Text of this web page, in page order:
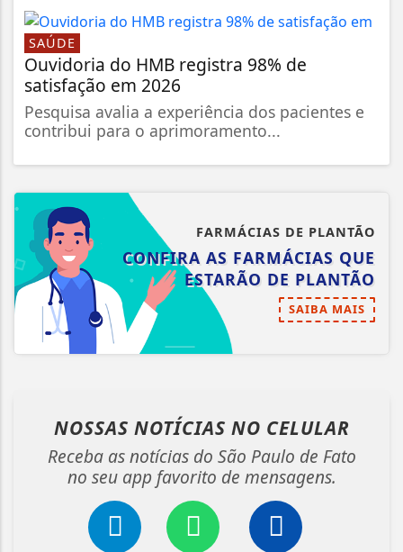
SAÚDE
Ouvidoria do HMB registra 98% de
satisfação em 2026
Pesquisa avalia a experiência dos pacientes e
contribui para o aprimoramento...
FARMÁCIAS DE PLANTÃO
CONFIRA AS FARMÁCIAS QUE
ESTARÃO DE PLANTÃO
SAIBA MAIS
NOSSAS NOTÍCIAS NO CELULAR
Receba as notícias do São Paulo de Fato
no seu app favorito de mensagens.